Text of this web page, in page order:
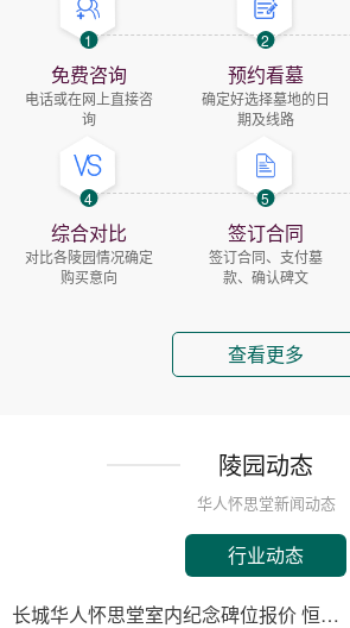
1
免费咨询
电话或在网上直接咨
询
2
预约看墓
确定好选择墓地的日
期及线路
4
综合对比
对比各陵园情况确定
购买意向
5
签订合同
签订合同、支付墓
款、确认碑文
查看更多
陵园动态
华人怀思堂新闻动态
行业动态
长城华人怀思堂室内纪念碑位报价 恒温